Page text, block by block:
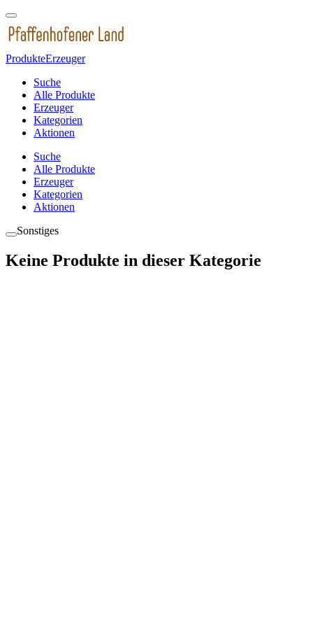
ProdukteErzeuger
Suche
Alle Produkte
Erzeuger
Kategorien
Aktionen
Suche
Alle Produkte
Erzeuger
Kategorien
Aktionen
Sonstiges
Keine Produkte in dieser Kategorie